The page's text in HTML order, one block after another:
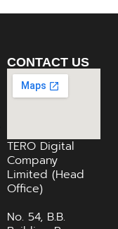
CONTACT US
TERO Digital
Company
Limited (Head
Office)
No. 54, B.B.